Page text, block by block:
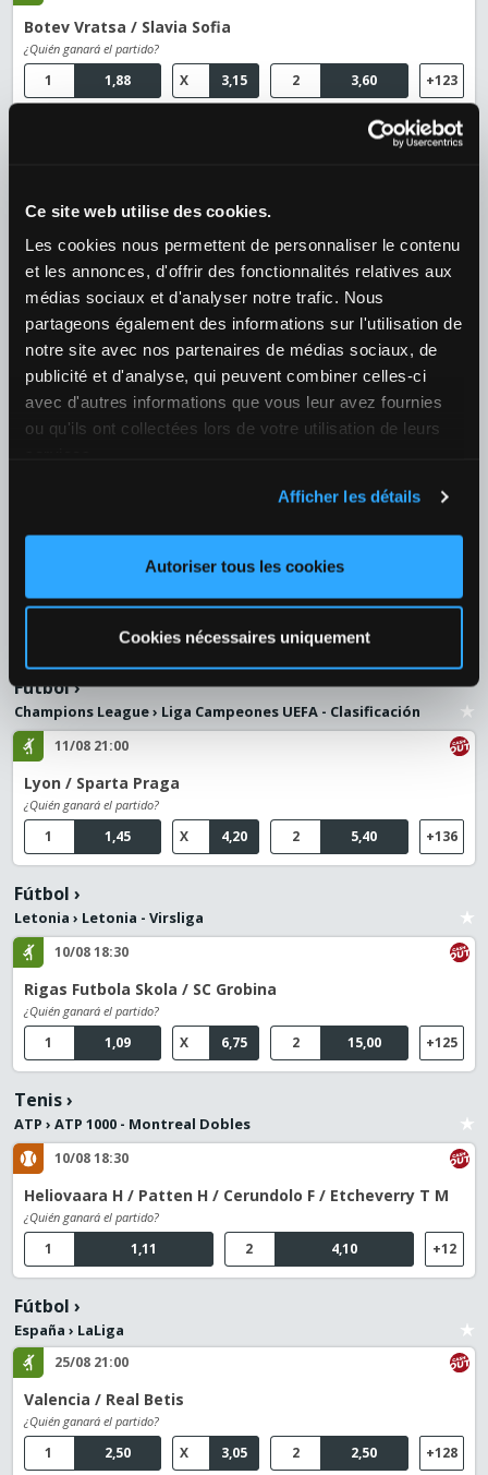
Ce site web utilise des cookies.
Les cookies nous permettent de personnaliser le contenu
et les annonces, d'offrir des fonctionnalités relatives aux
médias sociaux et d'analyser notre trafic. Nous
partageons également des informations sur l'utilisation de
notre site avec nos partenaires de médias sociaux, de
publicité et d'analyse, qui peuvent combiner celles-ci
avec d'autres informations que vous leur avez fournies
ou qu'ils ont collectées lors de votre utilisation de leurs
Afficher les détails
Autoriser tous les cookies
Cookies nécessaires uniquement
Botev Vratsa / Slavia Sofia
¿Quién ganará el partido?
1,88
1 3,15
X 3,60
2 +123
¿Quién ganará el partido?
Tenis ›
WTA ›WTA 1000 - Toronto
10/08 02:10
Alexandra Eala (PHI) / Belinda Bencic (SUI)
1,78 +38
¿Quién ganará el partido?
3,20 1,29
2
Fútbol›
Champions League› Liga Campeones UEFA - Clasificación
11/08 21:00
Lyon / Sparta Praga
¿Quién ganará el partido?
1,45
1 4,20
X 5,40
2 +136
Fútbol ›
Letonia › Letonia - Virsliga
10/08 18:30
Rigas Futbola Skola / SC Grobina
¿Quién ganará el partido?
1,09
1 6,75
X 15,00
2 +125
Tenis›
ATP › ATP 1000 - Montreal Dobles
10/08 18:30
Heliovaara H / Patten H / Cerundolo F / Etcheverry T M
¿Quién ganará el partido?
1,11
1 4,10
2 +12
Fútbol ›
España › LaLiga
25/08 21:00
Valencia / Real Betis
¿Quién ganará el partido?
2,50
1 3,05
X 2,50
2 +128